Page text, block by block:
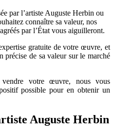
par l’artiste Auguste Herbin ou
connaître sa valeur, nos
par l’État vous aiguilleront.
gratuite de votre œuvre, et
précise de sa valeur sur le marché
votre œuvre, nous vous
possible pour en obtenir un
Auguste Herbin